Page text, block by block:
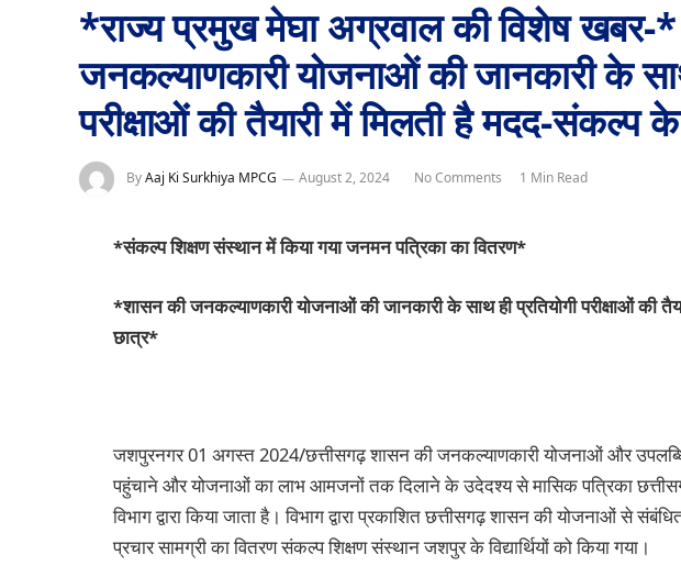
*राज्य प्रमुख मेघा अग्रवाल की विशेष खबर-
जनकल्याणकारी योजनाओं की जानकारी के
परीक्षाओं की तैयारी में मिलती है मदद-संकल्प
ByAaj Ki Surkhiya MPCG August 2, 2024 No Comments 1 Min Read
*संकल्प शिक्षण संस्थान में किया गया जनमन पत्रिका का वितरण*
*शासन की जनकल्याणकारी योजनाओं की जानकारी के साथ ही प्रतियोगी परीक्षाओं की
छात्र*
जशपुरनगर 01 अगस्त 2024/छत्तीसगढ़ शासन की जनकल्याणकारी योजनाओं और
पहुंचाने और योजनाओं का लाभ आमजनों तक दिलाने के उदेदश्य से मासिक पत्रिका
विभाग द्वारा किया जाता है। विभाग द्वारा प्रकाशित छत्तीसगढ़ शासन की योजनाओं से
प्रचार सामग्री का वितरण संकल्प शिक्षण संस्थान जशपुर के विद्यार्थियों को किया गया।